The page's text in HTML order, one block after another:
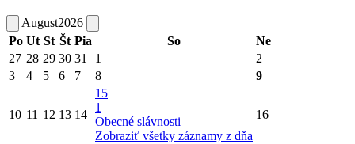
August2026
Po Ut St Št Pia So
Ne
27 28 29 30 31 1
2
3
4 5 6 7 8 9
10 11 12 13 14
15
1
Obecné slávnosti
Zobraziť všetky záznamy z dňa
16